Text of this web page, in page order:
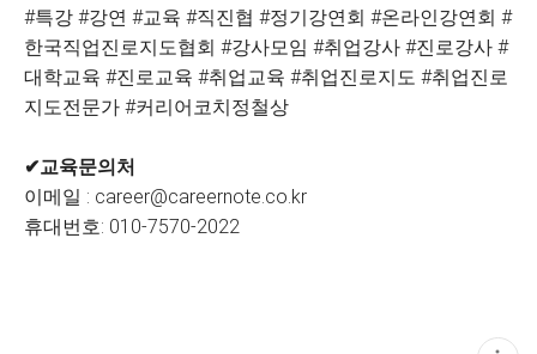
#특강 #강연 #교육 #직진협 #정기강연회 #온라인강연회 #
한국직업진로지도협회 #강사모임 #취업강사 #진로강사 #
대학교육 #진로교육 #취업교육 #취업진로지도 #취업진로
지도전문가 #커리어코치정철상
✔교육문의처
이메일 : career@careernote.co.kr
휴대번호: 010-7570-2022